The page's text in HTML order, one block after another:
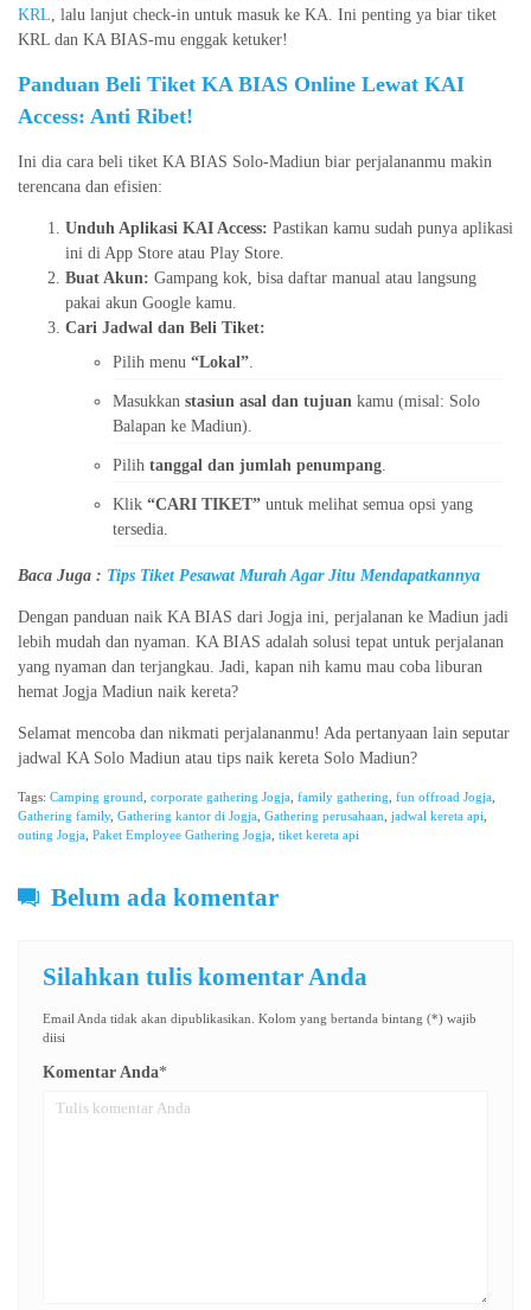
KRL , lalu lanjut check-in untuk masuk ke KA. Ini penting ya biar tiket
KRL dan KA BIAS-mu enggak ketuker!
Panduan Beli Tiket KA BIAS Online Lewat KAI
Access: Anti Ribet!
Ini dia cara beli tiket KA BIAS Solo-Madiun biar perjalananmu makin
terencana dan efisien:
Unduh Aplikasi KAI Access: Pastikan kamu sudah punya aplikasi
ini di App Store atau Play Store.
Buat Akun: Gampang kok, bisa daftar manual atau langsung
pakai akun Google kamu.
Cari Jadwal dan Beli Tiket:
Pilih menu “Lokal”
Masukkan stasiun asal dan tujuan kamu (misal: Solo
Balapan ke Madiun).
Pilih tanggal dan jumlah penumpang
Klik “CARI TIKET” untuk melihat semua opsi yang
tersedia.
Baca Juga : Tips Tiket Pesawat Murah Agar Jitu Mendapatkannya
Dengan panduan naik KA BIAS dari Jogja ini, perjalanan ke Madiun jadi
lebih mudah dan nyaman. KA BIAS adalah solusi tepat untuk perjalanan
yang nyaman dan terjangkau. Jadi, kapan nih kamu mau coba liburan
hemat Jogja Madiun naik kereta?
Selamat mencoba dan nikmati perjalananmu! Ada pertanyaan lain seputar
jadwal KA Solo Madiun atau tips naik kereta Solo Madiun?
Tags: Camping ground corporate gathering Jogja family gathering fun offroad Jogja
Gathering family, Gathering kantor di Jogja Gathering perusahaan jadwal kereta api
outing Jogja Paket Employee Gathering Jogja tiket kereta api
Belum ada komentar
Silahkan tulis komentar Anda
Email Anda tidak akan dipublikasikan. Kolom yang bertanda bintang (*) wajib
diisi
Komentar Anda*